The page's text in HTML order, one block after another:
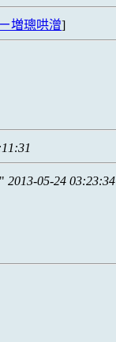
増璁哄潧]
2013-05-24 03:23:34